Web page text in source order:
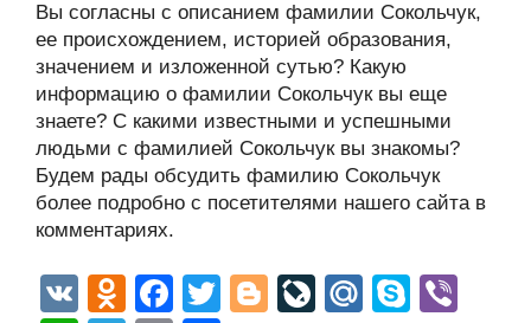
Вы согласны с описанием фамилии Сокольчук,
ее происхождением, историей образования,
значением и изложенной сутью? Какую
информацию о фамилии Сокольчук вы еще
знаете? С какими известными и успешными
людьми с фамилией Сокольчук вы знакомы?
Будем рады обсудить фамилию Сокольчук
более подробно с посетителями нашего сайта в
комментариях.
V
O
F
T
Bl Li
M S